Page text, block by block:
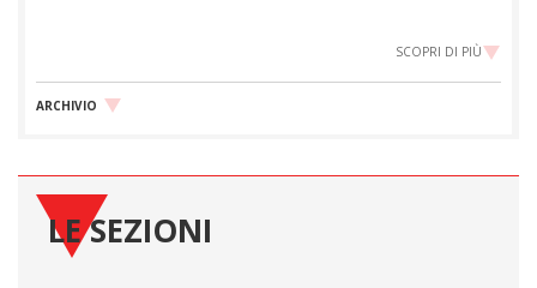
SCOPRI DI PIÙ
ARCHIVIO
LE SEZIONI